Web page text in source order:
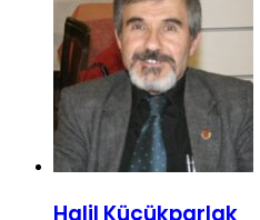
Halil Küçükparlak